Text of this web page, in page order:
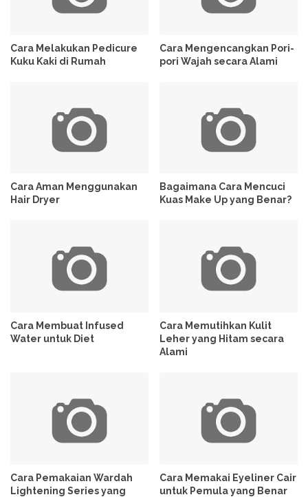
Cara Melakukan Pedicure
Kuku Kaki di Rumah
Cara Mengencangkan Pori-
pori Wajah secara Alami
Cara Aman Menggunakan
Hair Dryer
Bagaimana Cara Mencuci
Kuas Make Up yang Benar?
Cara Membuat Infused
Water untuk Diet
Cara Memutihkan Kulit
Leher yang Hitam secara
Alami
Cara Pemakaian Wardah
Lightening Series yang
Cara Memakai Eyeliner Cair
untuk Pemula yang Benar